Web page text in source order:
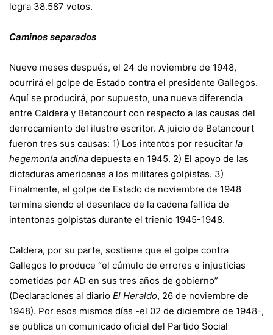
logra 38.587 votos.
Caminos separados
Nueve meses después, el 24 de noviembre de 1948,
ocurrirá el golpe de Estado contra el presidente Gallegos.
Aquí se producirá, por supuesto, una nueva diferencia
entre Caldera y Betancourt con respecto a las causas del
derrocamiento del ilustre escritor. A juicio de Betancourt
fueron tres sus causas: 1) Los intentos por resucitar la
hegemonía andina depuesta en 1945. 2) El apoyo de las
dictaduras americanas a los militares golpistas. 3)
Finalmente, el golpe de Estado de noviembre de 1948
termina siendo el desenlace de la cadena fallida de
intentonas golpistas durante el trienio 1945-1948.
Caldera, por su parte, sostiene que el golpe contra
Gallegos lo produce “el cúmulo de errores e injusticias
cometidas por AD en sus tres años de gobierno”
(Declaraciones al diario El Heraldo, 26 de noviembre de
1948). Por esos mismos días -el 02 de diciembre de 1948-,
se publica un comunicado oficial del Partido Social